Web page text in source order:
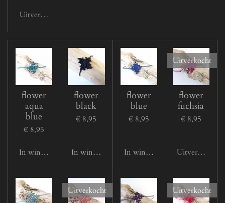
Uitverkocht
flower
aqua
blue
€ 8,95
In winkelwagen
flower
black
€ 8,95
In winkelwagen
flower
blue
€ 8,95
In winkelwagen
Uitverkocht
flower
fuchsia
€ 8,95
Uitverkocht
Uitverkocht Uitverkocht